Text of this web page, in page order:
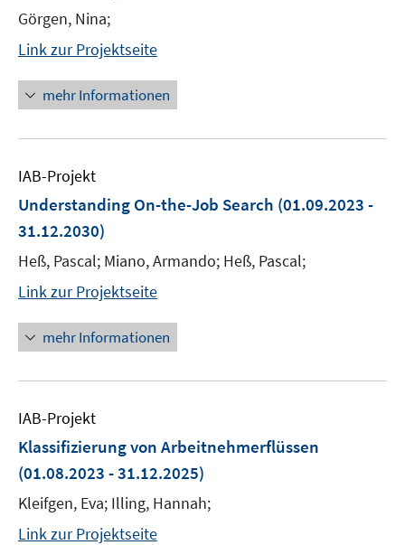
Görgen, Nina;
Link zur Projektseite
mehr Informationen
IAB-Projekt
Understanding On-the-Job Search (01.09.2023 -
31.12.2030)
Heß, Pascal; Miano, Armando; Heß, Pascal;
Link zur Projektseite
mehr Informationen
IAB-Projekt
Klassifizierung von Arbeitnehmerflüssen
(01.08.2023 - 31.12.2025)
Kleifgen, Eva; Illing, Hannah;
Link zur Projektseite